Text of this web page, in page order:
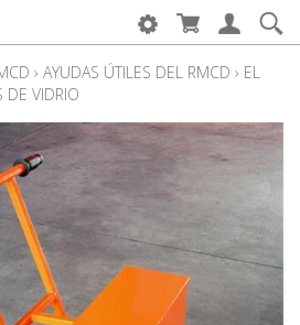
› AYUDAS ÚTILES DEL RMCD › EL
DE VIDRIO